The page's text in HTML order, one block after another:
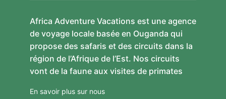
Africa Adventure Vacations est une agence
de voyage locale basée en Ouganda qui
propose des safaris et des circuits dans la
région de l’Afrique de l’Est. Nos circuits
vont de la faune aux visites de primates
En savoir plus sur nous